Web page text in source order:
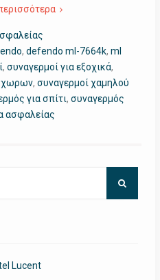
, defendo ml-7664k, ml
, συναγερμοί για εξοχικά,
χωρων, συναγερμοί χαμηλού
για σπίτι, συναγερμός
ασφαλείας
Lucent